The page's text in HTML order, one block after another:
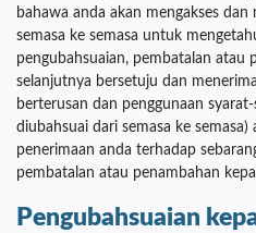
bahawa anda akan mengakses
semasa ke semasa untuk
pengubahsuaian, pembatalan atau
selanjutnya bersetuju dan
berterusan dan penggunaan
diubahsuai dari semasa ke semasa)
penerimaan anda terhadap
pembatalan atau penambahan
Pengubahsuaian